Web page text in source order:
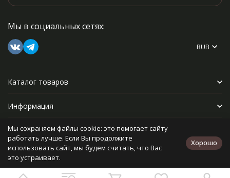
Мы в социальных сетях:
RUB
Каталог товаров
Информация
Прочее
Политика персональных данных
Мы сохраняем файлы cookie: это помогает сайту
работать лучше. Если Вы продолжите
использовать сайт, мы будем считать, что Вас
это устраивает.
Хорошо